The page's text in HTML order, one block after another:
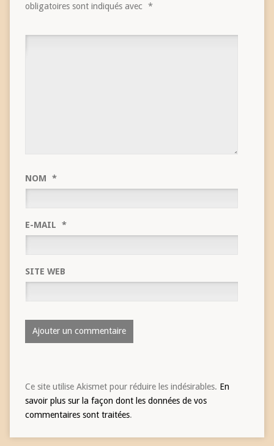
obligatoires sont indiqués avec *
NOM *
E-MAIL *
SITE WEB
Ce site utilise Akismet pour réduire les indésirables. En
savoir plus sur la façon dont les données de vos
commentaires sont traitées.